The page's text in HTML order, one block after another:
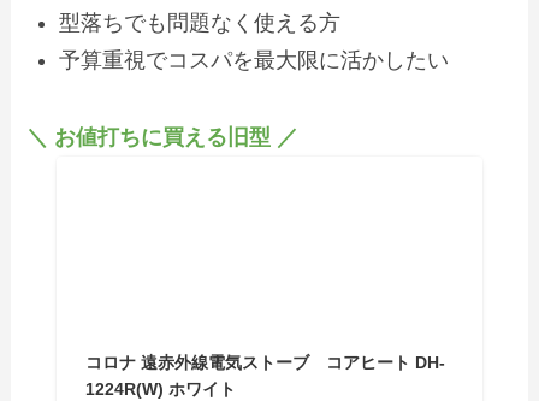
型落ちでも問題なく使える方
予算重視でコスパを最大限に活かしたい
＼ お値打ちに買える旧型 ／
コロナ 遠赤外線電気ストーブ コアヒート DH-
1224R(W) ホワイト